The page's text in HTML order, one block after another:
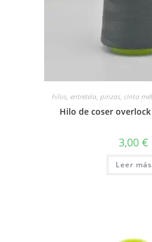
hilos, entretela, pinzas, cinta
Hilo de coser
3,00 €
Leer más